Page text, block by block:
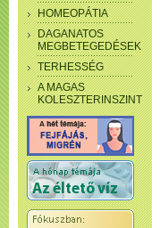
HOMEOPÁTIA
DAGANATOS
MEGBETEGEDÉSEK
TERHESSÉG
A MAGAS
KOLESZTERINSZINT